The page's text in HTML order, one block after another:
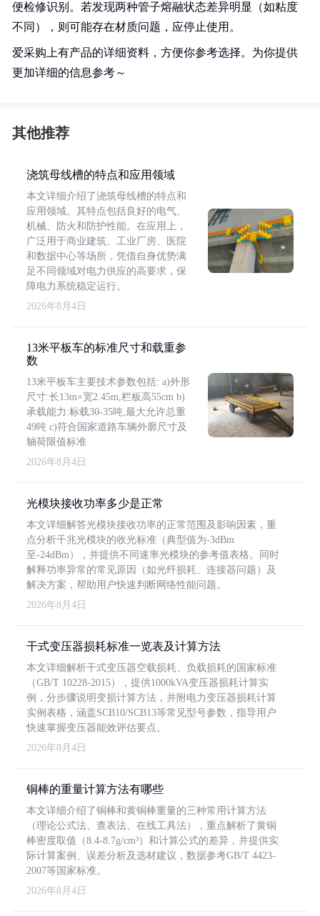
便检修识别。若发现两种管子熔融状态差异明显（如粘度
不同），则可能存在材质问题，应停止使用。
爱采购上有产品的详细资料，方便你参考选择。为你提供
更加详细的信息参考～
其他推荐
浇筑母线槽的特点和应用领域
本文详细介绍了浇筑母线槽的特点和
应用领域。其特点包括良好的电气、
机械、防火和防护性能。在应用上，
广泛用于商业建筑、工业厂房、医院
和数据中心等场所，凭借自身优势满
足不同领域对电力供应的高要求，保
障电力系统稳定运行。
2026年8月4日
13米平板车的标准尺寸和载重参
数
13米平板车主要技术参数包括: a)外形
尺寸:长13m×宽2.45m,栏板高55cm b)
承载能力:标载30-35吨,最大允许总重
49吨 c)符合国家道路车辆外廓尺寸及
轴荷限值标准
2026年8月4日
光模块接收功率多少是正常
本文详细解答光模块接收功率的正常范围及影响因素，重
点分析千兆光模块的收光标准（典型值为-3dBm
至-24dBm），并提供不同速率光模块的参考值表格。同时
解释功率异常的常见原因（如光纤损耗、连接器问题）及
解决方案，帮助用户快速判断网络性能问题。
2026年8月4日
干式变压器损耗标准一览表及计算方法
本文详细解析干式变压器空载损耗、负载损耗的国家标准
（GB/T 10228-2015），提供1000kVA变压器损耗计算实
例，分步骤说明变损计算方法，并附电力变压器损耗计算
实例表格，涵盖SCB10/SCB13等常见型号参数，指导用户
快速掌握变压器能效评估要点。
2026年8月4日
铜棒的重量计算方法有哪些
本文详细介绍了铜棒和黄铜棒重量的三种常用计算方法
（理论公式法、查表法、在线工具法），重点解析了黄铜
棒密度取值（8.4-8.7g/cm³）和计算公式的差异，并提供实
际计算案例、误差分析及选材建议，数据参考GB/T 4423-
2007等国家标准。
2026年8月4日